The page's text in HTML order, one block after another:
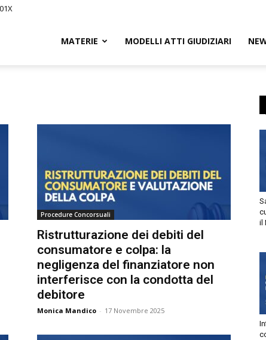
MATERIE MODELLI ATTI GIUDIZIARI
Procedure Concorsuali
Ristrutturazione dei debiti del
consumatore e colpa: la
negligenza del finanziatore non
interferisce con la condotta del
debitore
Monica Mandico - 17 Novembre 2025
il
GRATIS e resta
diritto civile
l’invio di comunicazioni a scopo commerciale e di
nei limiti indicati nell’informativa.
Autorizzo Non autorizzo